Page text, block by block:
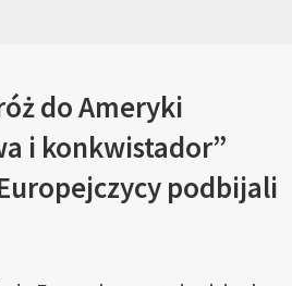
do Ameryki
i konkwistador”
podbijali